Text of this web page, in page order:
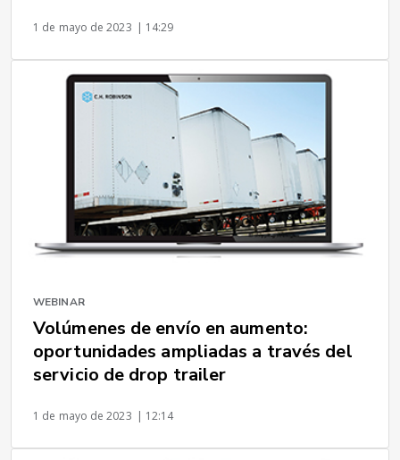
1 de mayo de 2023 | 14:29
WEBINAR
Volúmenes de envío en aumento:
oportunidades ampliadas a través del
servicio de drop trailer
1 de mayo de 2023 | 12:14